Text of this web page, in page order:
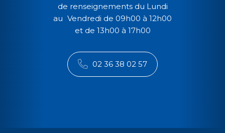
de renseignements du Lundi
au Vendredi de 09h00 à 12h00
et de 13h00 à 17h00
02 36 38 02 57